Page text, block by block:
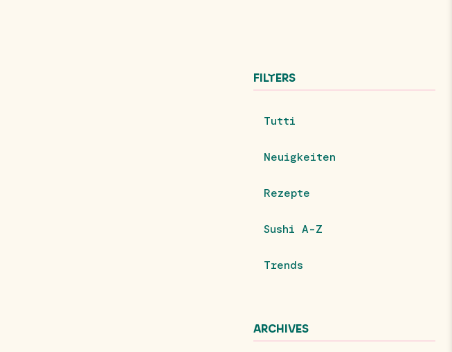
FILTERS
Tutti
Neuigkeiten
Rezepte
Sushi A-Z
Trends
ARCHIVES